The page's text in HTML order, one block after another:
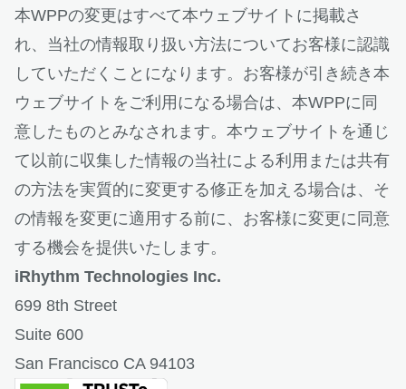
本WPPの変更はすべて本ウェブサイトに掲載さ
れ、当社の情報取り扱い方法についてお客様に認識
していただくことになります。お客様が引き続き本
ウェブサイトをご利用になる場合は、本WPPに同
意したものとみなされます。本ウェブサイトを通じ
て以前に収集した情報の当社による利用または共有
の方法を実質的に変更する修正を加える場合は、そ
の情報を変更に適用する前に、お客様に変更に同意
する機会を提供いたします。
iRhythm Technologies Inc.
699 8th Street
Suite 600
San Francisco CA 94103